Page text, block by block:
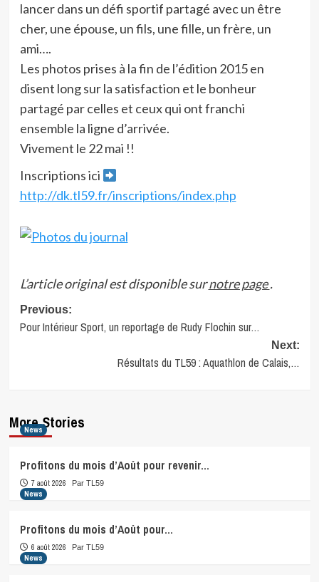
lancer dans un défi sportif partagé avec un être
cher, une épouse, un fils, une fille, un frère, un
ami….
Les photos prises à la fin de l’édition 2015 en
disent long sur la satisfaction et le bonheur
partagé par celles et ceux qui ont franchi
ensemble la ligne d’arrivée.
Vivement le 22 mai !!
Inscriptions ici
http://dk.tl59.fr/inscriptions/index.php
L’article original est disponible surnotre page.
Post
navigation
Previous:
Pour Intérieur Sport, un reportage de Rudy Flochin sur…
Next:
Résultats du TL59 : Aquathlon de Calais,…
More Stories
News
Profitons du mois d’Août pour revenir…
7 août 2026 Par TL59
News
Profitons du mois d’Août pour…
6 août 2026 Par TL59
News